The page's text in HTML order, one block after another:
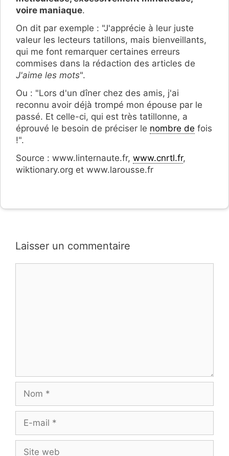
voire maniaque.
On dit par exemple : "J'apprécie à leur juste
valeur les lecteurs tatillons, mais bienveillants,
qui me font remarquer certaines erreurs
commises dans la rédaction des articles de
J'aime les mots".
Ou : "Lors d'un dîner chez des amis, j'ai
reconnu avoir déjà trompé mon épouse par le
passé. Et celle-ci, qui est très tatillonne, a
éprouvé le besoin de préciser le nombre de fois
!".
Source : www.linternaute.fr, www.cnrtl.fr,
wiktionary.org et www.larousse.fr
Laisser un commentaire
mail